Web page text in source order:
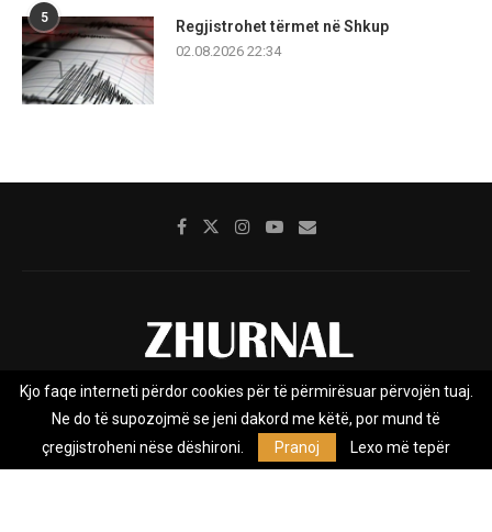
5
Regjistrohet tërmet në Shkup
02.08.2026 22:34
Rreth nesh Impresumi Marketing
Privacy Policy
Zhurnal.mk është Agjenci e Lajmeve e pavarur, e themeluar në vitin
Kjo faqe interneti përdor cookies për të përmirësuar përvojën tuaj.
Ne do të supozojmë se jeni dakord me këtë, por mund të
çregjistroheni nëse dëshironi.
Pranoj Lexo më tepër